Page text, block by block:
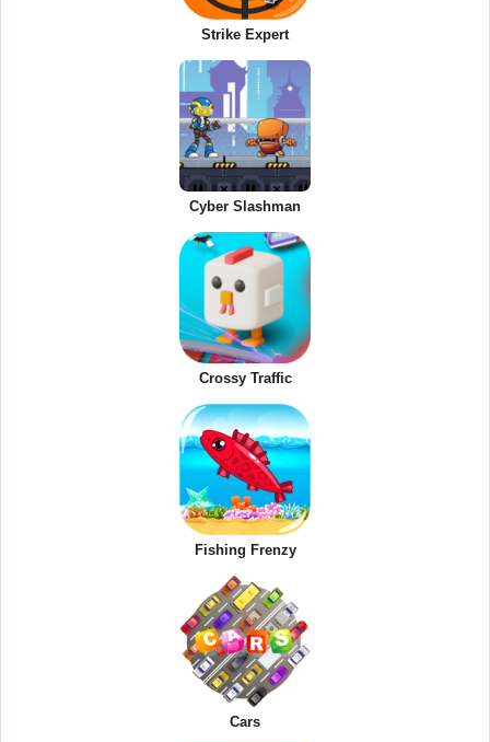
Strike Expert
Cyber Slashman
Crossy Traffic
Fishing Frenzy
Cars